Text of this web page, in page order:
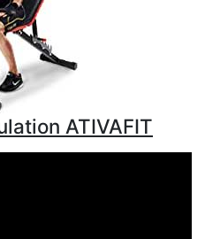
ATIVAFIT